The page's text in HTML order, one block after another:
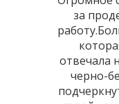
за
отвечала
черно-